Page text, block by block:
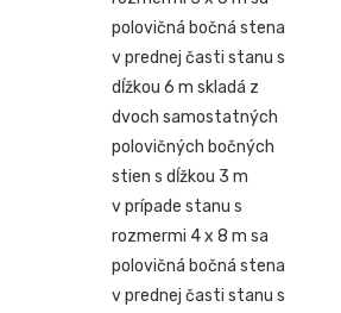
polovičná bočná stena
v prednej časti stanu s
dĺžkou 6 m skladá z
dvoch samostatných
polovičných bočných
stien s dĺžkou 3 m
v prípade stanu s
rozmermi 4 x 8 m sa
polovičná bočná stena
v prednej časti stanu s